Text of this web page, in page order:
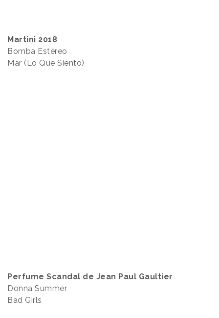
Martini 2018
Bomba Estéreo
Mar (Lo Que Siento)
Perfume Scandal de Jean Paul Gaultier
Donna Summer
Bad Girls